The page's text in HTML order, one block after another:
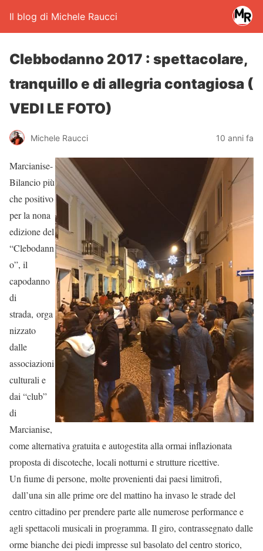
Il blog di Michele Raucci
Clebbodanno 2017 : spettacolare,
tranquillo e di allegria contagiosa (
VEDI LE FOTO)
Michele Raucci 10 anni fa
Marcianise-
Bilancio più
che positivo
per la nona
edizione del
“Clebodann
o”, il
capodanno
di
strada, orga
nizzato
dalle
associazioni
culturali e
dai “club”
di
Marcianise,
come alternativa gratuita e autogestita alla ormai inflazionata
proposta di discoteche, locali notturni e strutture ricettive.
Un fiume di persone, molte provenienti dai paesi limitrofi,
dall’una sin alle prime ore del mattino ha invaso le strade del
centro cittadino per prendere parte alle numerose performance e
agli spettacoli musicali in programma. Il giro, contrassegnato dalle
orme bianche dei piedi impresse sul basolato del centro storico,